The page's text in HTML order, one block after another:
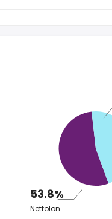
53.8%
Nettolön